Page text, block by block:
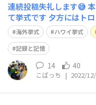
連続投稿失礼します😅 本日午後、シェラトンワイキキに
て挙式です 夕方にはト
るトロリーライドを予定
うな風景を見かけたら私
ー』とお声掛けください🤣笑 また、マラソン当日
の大きい風船を担いで（
海外挙式 ハワイ挙式
記録と記憶
14 40
こばっち | 2022/